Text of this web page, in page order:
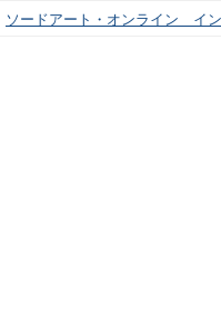
ソードアート・オンライン イ